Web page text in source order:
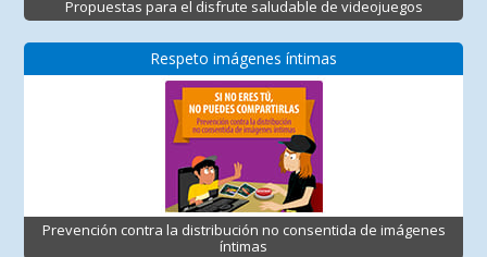
Propuestas para el disfrute saludable de videojuegos
Respeto imágenes íntimas
Prevención contra la distribución no consentida de imágenes
íntimas